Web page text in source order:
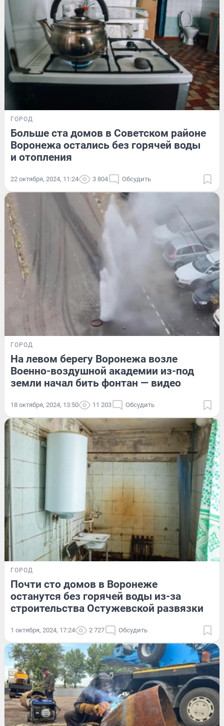
ГОРОД
Больше ста домов в Советском районе
Воронежа остались без горячей воды
и отопления
22 октября, 2024, 11:24 3 804 Обсудить
ГОРОД
На левом берегу Воронежа возле
Военно-воздушной академии из-под
земли начал бить фонтан — видео
18 октября, 2024, 13:50 11 203 Обсудить
ГОРОД
Почти сто домов в Воронеже
останутся без горячей воды из-за
строительства Остужевской развязки
1 октября, 2024, 17:24 2 727 Обсудить